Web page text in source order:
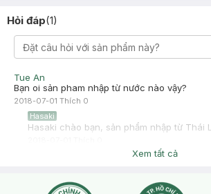
Hỏi đáp(1)
Tue An
Bạn oi sản pham nhập từ nước nào vậy?
2018-07-01 Thích 0
Hasaki
Hasaki chào bạn, sản phẩm nhập từ Thái
Xem tất cả